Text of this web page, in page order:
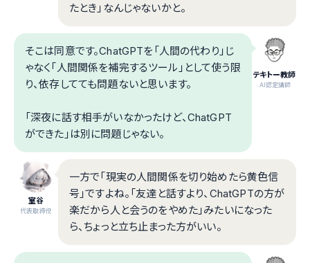
たとき」なんじゃないかと。
テキトー教師
.AI認定講師
そこは同意です。ChatGPTを「人間の代わり」じ
ゃなく「人間関係を補完するツール」として使う限
り、依存してても問題ないと思います。
「深夜に話す相手がいなかったけど、ChatGPT
ができた」は別に問題じゃない。
室谷
代表取締役
一方で「現実の人間関係を切り始めたら黄色信
号」ですよね。「友達と話すより、ChatGPTの方が
楽だから人と会うのをやめた」みたいになった
ら、ちょっと立ち止まった方がいい。